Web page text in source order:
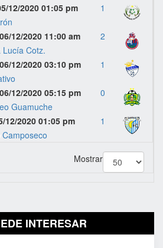
12/2020 01:05 pm
1
12/2020 11:00 am
Lucía Cotz.
2
12/2020 03:10 pm
1
12/2020 05:15 pm
Guamuche
0
12/2020 01:05 pm
Camposeco
1
Mostrar
INTERESAR